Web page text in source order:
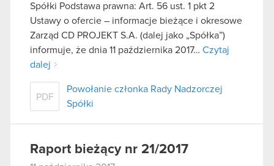
Spółki Podstawa prawna: Art. 56 ust. 1 pkt 2
Ustawy o ofercie – informacje bieżące i okresowe
Zarząd CD PROJEKT S.A. (dalej jako „Spółka”)
informuje, że dnia 11 października 2017… Czytaj
dalej
PDF
Powołanie członka Rady Nadzorczej
Spółki
Raport bieżący nr 21/2017